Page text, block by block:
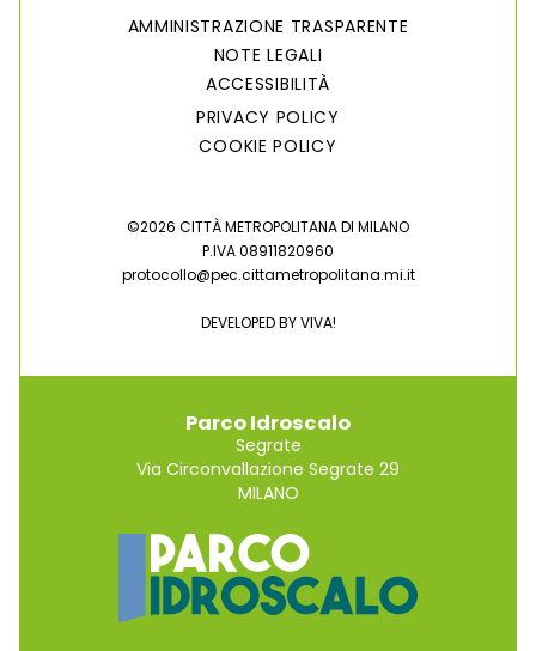
Parco Idroscalo
Segrate
Via Circonvallazione Segrate 29
MILANO
AMMINISTRAZIONE TRASPARENTE
NOTE LEGALI
ACCESSIBILITÀ
PRIVACY POLICY
COOKIE POLICY
©2026 CITTÀ METROPOLITANA DI MILANO
P.IVA 08911820960
protocollo@pec.cittametropolitana.mi.it
DEVELOPED BYVIVA!